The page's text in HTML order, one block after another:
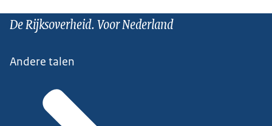
De Rijksoverheid. Voor Nederland
Andere talen